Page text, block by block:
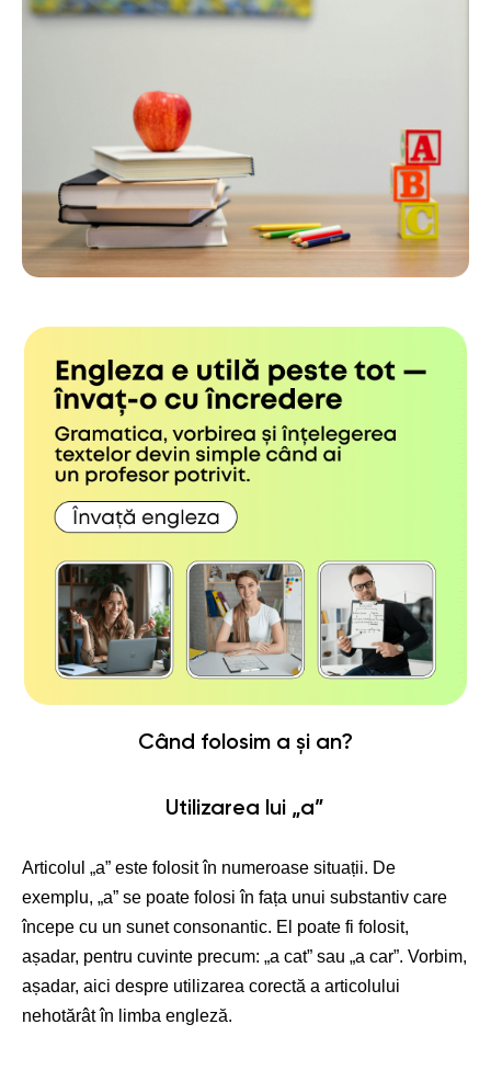
Când folosim a și an?
Utilizarea lui „a”
Articolul „a” este folosit în numeroase situații. De
exemplu, „a” se poate folosi în fața unui substantiv care
începe cu un sunet consonantic. El poate fi folosit,
așadar, pentru cuvinte precum: „a cat” sau „a car”. Vorbim,
așadar, aici despre utilizarea corectă a articolului
nehotărât în limba engleză.